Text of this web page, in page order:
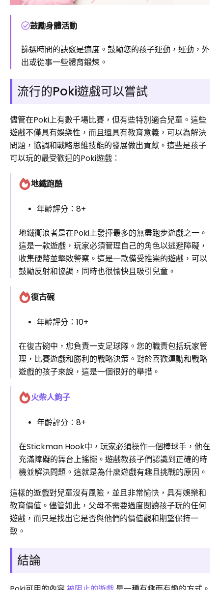
鼓勵身體活動
篩選時間的訣竅是適度。鼓勵您的孩子運動，運動，外
出或從事一些體育鍛煉。
流行的Poki遊戲可以嘗試
儘管在Poki上有數千場比賽，但有些特別適合兒童。這些
遊戲不僅具有娛樂性，而且還具有教育意義，可以為解決
問題，協調和戰略思維技能的發展做出貢獻。這些是孩子
可以玩的最受歡迎的Poki遊戲：
地鐵跑酷
年齡評分：8+
地鐵衝浪者是在Poki上發揮最多的無盡跑步遊戲之一。
這是一款遊戲，玩家必須管理自己的角色以逃避障礙，
收集硬幣並擊敗警察。這是一款備受推崇的遊戲，可以
鼓勵反射和協調，同時也很愉快且吸引兒童。
復古碗
年齡評分：10+
在復古碗中，您負責一支足球隊。您的職責包括玩家管
理，比賽遊戲和勝利的戰略決策。對於喜歡運動和戰略
遊戲的孩子來說，這是一個很好的舉措。
火柴人鉤子
年齡評分：8+
在Stickman Hook中，玩家必須操作一個棒球手，他在
充滿障礙的舞台上搖擺。遊戲教孩子們認識到正確的時
機並解決問題。這就是為什麼遊戲有趣且挑戰的原因。
這樣的遊戲對兒童沒有風險，並且非常愉快，具有娛樂和
教育價值。儘管如此，父母不需要過度閱讀孩子玩的任何
遊戲，而只是找出它是否與他們的價值觀和期望保持一
致。
結論